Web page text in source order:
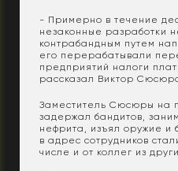
- Примерно в течение
незаконные разработки
контрабандным путем
его перерабатывали
предприятий налоги
рассказал Виктор
Заместитель Сюсюры на
задержал бандитов,
нефрита, изъял оружие и
в адрес сотрудников
числе и от коллег из